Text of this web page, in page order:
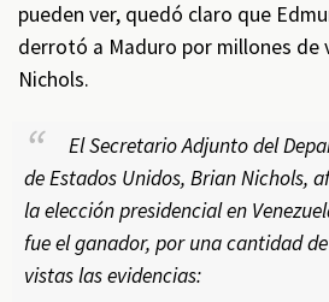
pueden ver, quedó claro que
derrotó a Maduro por millones de
Nichols.
El Secretario Adjunto del
de Estados Unidos, Brian Nichols,
la elección presidencial en
fue el ganador, por una cantidad
vistas las evidencias: